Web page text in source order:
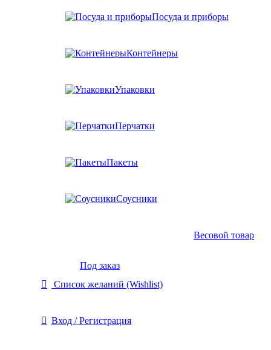
Посуда и приборы
Контейнеры
Упаковки
Перчатки
Пакеты
Соусники
Под заказ
Весовой товар
Список желаний (Wishlist)
Вход / Регистрация